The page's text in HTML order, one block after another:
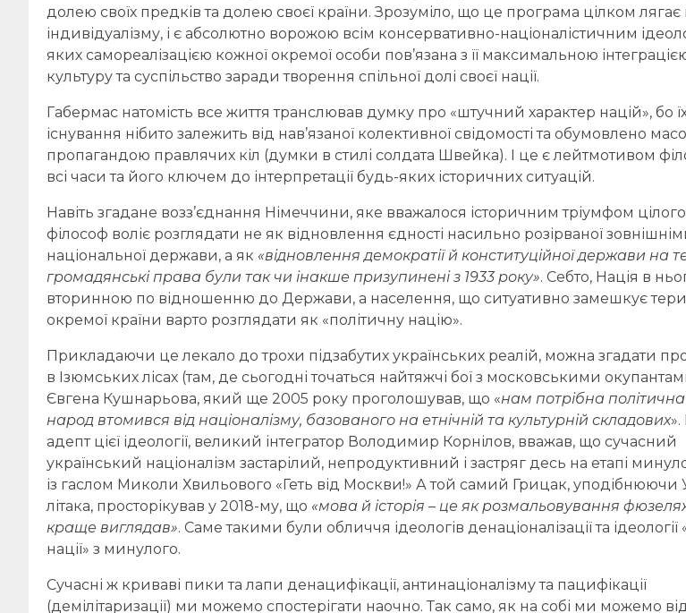
долею своїх предків та долею своєї країни. Зрозуміло, що це програма цілком лягає
індивідуалізму, і є абсолютно ворожою всім консервативно-націоналістичним
яких самореалізацією кожної окремої особи пов’язана з її максимальною
культуру та суспільство заради творення спільної долі своєї нації.
Габермас натомість все життя транслював думку про «штучний характер націй», бо
існування нібито залежить від нав’язаної колективної свідомості та обумовлено
пропагандою правлячих кіл (думки в стилі солдата Швейка). І це є лейтмотивом
всі часи та його ключем до інтерпретації будь-яких історичних ситуацій.
Навіть згадане возз’єднання Німеччини, яке вважалося історичним тріумфом
філософ воліє розглядати не як відновлення єдності насильно розірваної
національної держави, а як «відновлення демократії й конституційної держави на
громадянські права були так чи інакше призупинені з 1933 року». Себто, Нація в
вторинною по відношенню до Держави, а населення, що ситуативно замешкує
окремої країни варто розглядати як «політичну націю».
Прикладаючи це лекало до трохи підзабутих українських реалій, можна згадати
в Ізюмських лісах (там, де сьогодні точаться найтяжчі бої з московськими
Євгена Кушнарьова, який ще 2005 року проголошував, що «нам потрібна
народ втомився від націоналізму, базованого на етнічній та культурній складових
адепт цієї ідеології, великий інтегратор Володимир Корнілов, вважав, що сучасний
український націоналізм застарілий, непродуктивний і застряг десь на етапі
із гаслом Миколи Хвильового «Геть від Москви!» А той самий Грицак, уподібнюючи
літака, просторікував у 2018-му, що «мова й історія – це як розмальовування
краще виглядав». Саме такими були обличчя ідеологів денаціоналізації та ідеології
нації» з минулого.
Сучасні ж криваві пики та лапи денацифікації, антинаціоналізму та пацифікації
(демілітаризації) ми можемо спостерігати наочно. Так само, як на собі ми можемо